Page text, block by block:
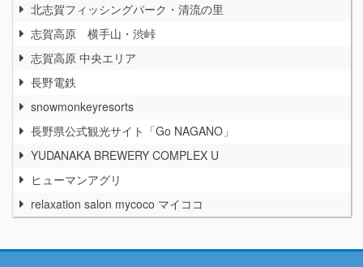
北志賀フィッシングパーク・清流の里
志賀高原 横手山・渋峠
志賀高原 中央エリア
長野電鉄
snowmonkeyresorts
長野県公式観光サイト「Go NAGANO」
YUDANAKA BREWERY COMPLEX U
ヒューマンアグリ
relaxation salon mycoco マイココ